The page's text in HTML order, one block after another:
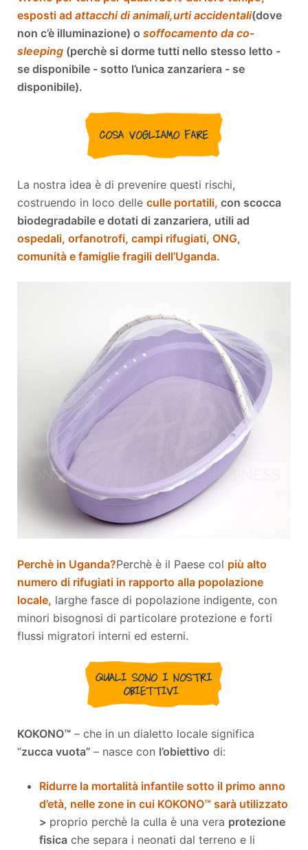
esposti ad attacchi di animali,urti accidentali(dove
non c’è illuminazione) o soffocamento da co-
sleeping (perchè si dorme tutti nello stesso letto -
se disponibile - sotto l’unica zanzariera - se
disponibile).
La nostra idea è di prevenire questi rischi,
costruendo in loco delle culle portatili, con scocca
biodegradabile e dotati di zanzariera, utili ad
ospedali, orfanotrofi, campi rifugiati, ONG,
comunità e famiglie fragili dell’Uganda.
Perchè in Uganda?Perchè è il Paese col più alto
numero di rifugiati in rapporto alla popolazione
locale, larghe fasce di popolazione indigente, con
minori bisognosi di particolare protezione e forti
flussi migratori interni ed esterni.
KOKONO™ – che in un dialetto locale significa
“zucca vuota” – nasce con l’obiettivo di:
Ridurre la mortalità infantile sotto il primo anno
d’età, nelle zone in cui KOKONO™ sarà utilizzato
> proprio perchè la culla è una vera protezione
fisica che separa i neonati dal terreno e li